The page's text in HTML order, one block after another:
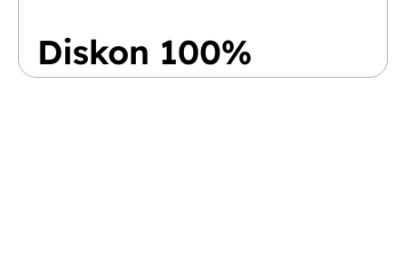
Diskon 100%